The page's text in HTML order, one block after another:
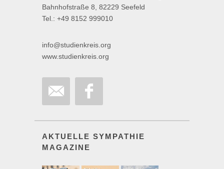
Bahnhofstraße 8, 82229 Seefeld
Tel.: +49 8152 999010
info@studienkreis.org
www.studienkreis.org
AKTUELLE SYMPATHIE
MAGAZINE